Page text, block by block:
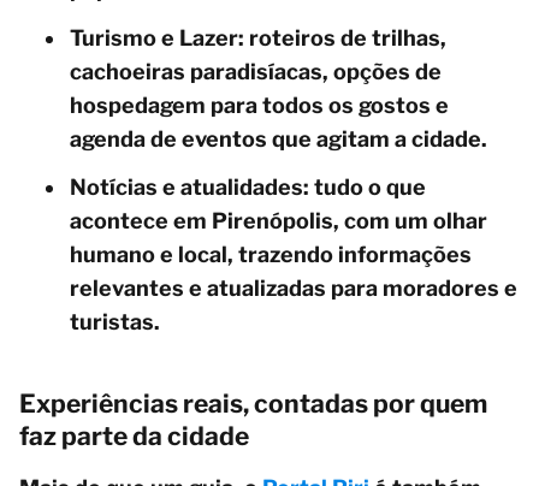
Turismo e Lazer: roteiros de trilhas,
cachoeiras paradisíacas, opções de
hospedagem para todos os gostos e
agenda de eventos que agitam a cidade.
Notícias e atualidades: tudo o que
acontece em Pirenópolis, com um olhar
humano e local, trazendo informações
relevantes e atualizadas para moradores e
turistas.
Experiências reais, contadas por quem
faz parte da cidade